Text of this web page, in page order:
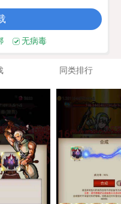
无病毒
同类排行